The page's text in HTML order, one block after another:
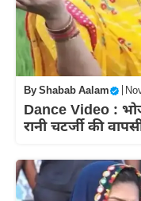
ByShabab Aalam
Dance Video :
रानी चटर्जी की